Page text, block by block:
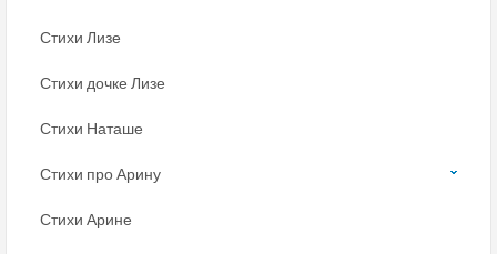
Стихи Лизе
Стихи дочке Лизе
Стихи Наташе
Стихи про Арину
Стихи Арине